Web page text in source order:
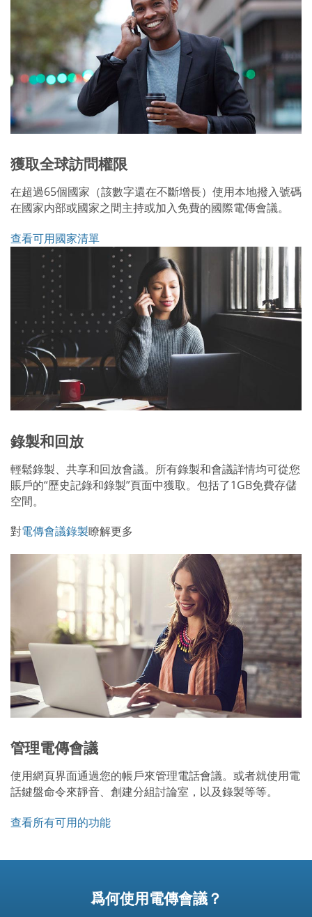
獲取全球訪問權限
在超過65個國家（該數字還在不斷增長）使用本地撥入號碼
在國家内部或國家之間主持或加入免費的國際電傳會議。
查看可用國家清單
錄製和回放
輕鬆錄製、共享和回放會議。所有錄製和會議詳情均可從您
賬戶的“歷史記錄和錄製”頁面中獲取。包括了1GB免費存儲
空間。
對電傳會議錄製瞭解更多
管理電傳會議
使用網頁界面通過您的帳戶來管理電話會議。或者就使用電
話鍵盤命令來靜音、創建分組討論室，以及錄製等等。
查看所有可用的功能
爲何使用電傳會議？